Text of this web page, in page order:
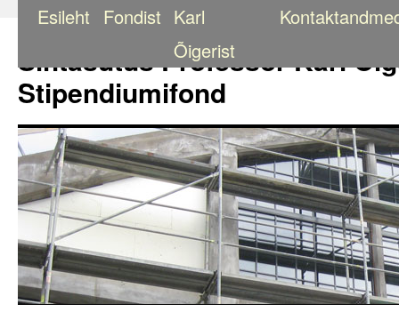
Sihtasutus Professor Karl
Stipendiumifond
Esileht Fondist Karl
Õigerist